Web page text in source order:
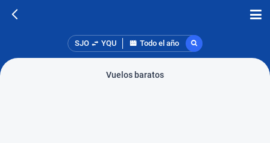
SJO YQU Todo el año
Vuelos baratos